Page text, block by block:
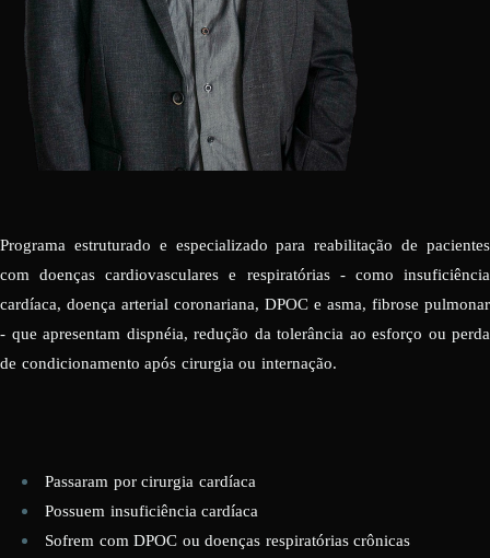
Programa estruturado e especializado para reabilitação de pacientes
com doenças cardiovasculares e respiratórias - como insuficiência
cardíaca, doença arterial coronariana, DPOC e asma, fibrose pulmonar
- que apresentam dispnéia, redução da tolerância ao esforço ou perda
de condicionamento após cirurgia ou internação.
Passaram por cirurgia cardíaca
Possuem insuficiência cardíaca
Sofrem com DPOC ou doenças respiratórias crônicas